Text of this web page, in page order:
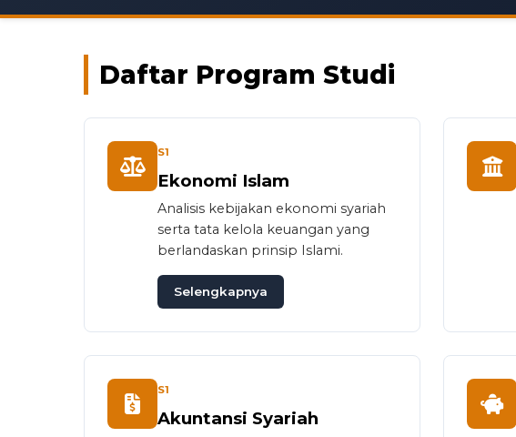
Daftar Program Studi
S1
Ekonomi Islam
Analisis kebijakan ekonomi syariah
serta tata kelola keuangan yang
berlandaskan prinsip Islami.
Selengkapnya
S1
Akuntansi Syariah